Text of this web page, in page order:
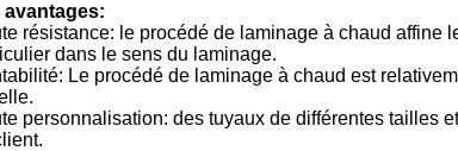
avantages:
résistance: le procédé de laminage à chaud affine
dans le sens du laminage.
Le procédé de laminage à chaud est
personnalisation: des tuyaux de différentes tailles